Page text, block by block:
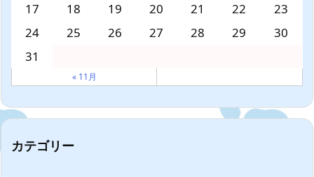
17
18 19 20 21 22
23
24
25 26 27 28 29
30
31
« 11月
カテゴリー